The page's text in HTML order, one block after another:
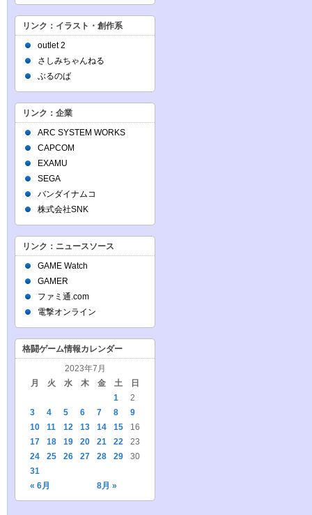
リンク：イラスト・創作系
outlet 2
さしみちゃんねる
ぶるのば
リンク：企業
ARC SYSTEM WORKS
CAPCOM
EXAMU
SEGA
バンダイナムコ
株式会社SNK
リンク：ニュースソース
GAME Watch
GAMER
ファミ通.com
電撃オンライン
格闘ゲーム情報カレンダー
2023年7月
月
火 水 木 金 土 日
« 6月 8月 »
1
2
3
4 5 6 7 8
9
10
11 12 13 14 15
16
17
18 19 20 21 22
23
24
25 26 27 28 29
30
31